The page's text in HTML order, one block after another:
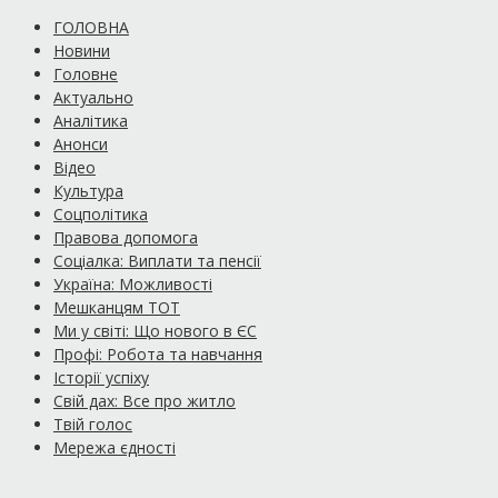
ГОЛОВНА
Новини
Головне
Актуально
Аналітика
Анонси
Відео
Культура
Соцполітика
Правова допомога
Соціалка: Виплати та пенсії
Україна: Можливості
Мешканцям ТОТ
Ми у світі: Що нового в ЄС
Профі: Робота та навчання
Історії успіху
Свій дах: Все про житло
Твій голос
Мережа єдності